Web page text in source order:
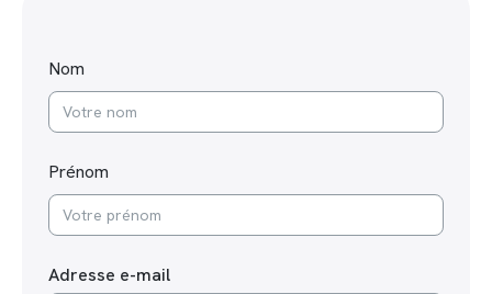
Nom
Prénom
Adresse e-mail